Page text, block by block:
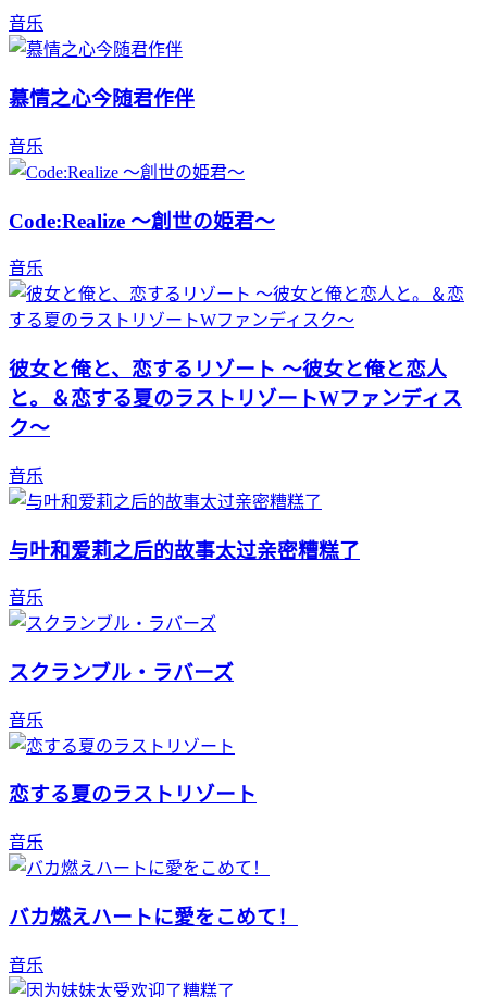
音乐
慕情之心今随君作伴
音乐
Code:Realize ～創世の姫君～
音乐
彼女と俺と、恋するリゾート ～彼女と俺と恋人
と。＆恋する夏のラストリゾートWファンディス
ク～
音乐
与叶和爱莉之后的故事太过亲密糟糕了
音乐
スクランブル・ラバーズ
音乐
恋する夏のラストリゾート
音乐
バカ燃えハートに愛をこめて！
音乐